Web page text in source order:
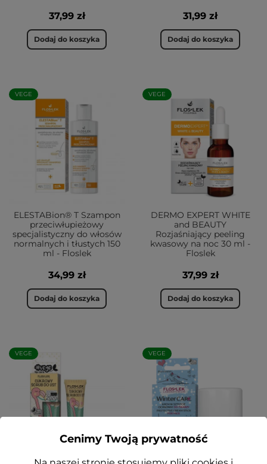
37,99 zł
Dodaj do koszyka
31,99 zł
Dodaj do koszyka
VEGE
ELESTABion® T Szampon
przeciwłupieżowy
specjalistyczny do włosów
normalnych i tłustych 150
ml - Floslek
34,99 zł
Dodaj do koszyka
VEGE
DERMO EXPERT WHITE
and BEAUTY
Rozjaśniający peeling
kwasowy na noc 30 ml -
Floslek
37,99 zł
Dodaj do koszyka
VEGE VEGE
Cenimy Twoją prywatność